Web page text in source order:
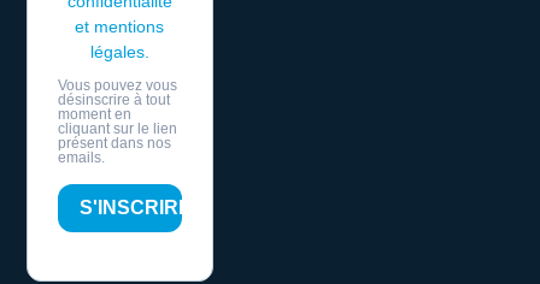
et mentions
légales.
Vous pouvez vous
désinscrire à tout
moment en
cliquant sur le lien
présent dans nos
emails.
S'INSCRIRE